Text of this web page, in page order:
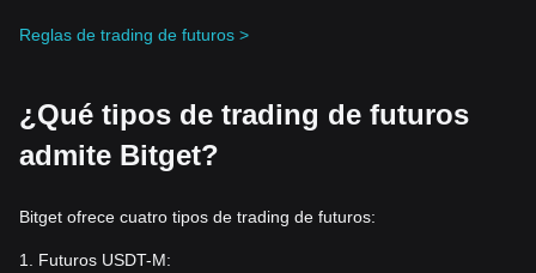
Reglas de trading de futuros >
¿Qué tipos de trading de futuros
admite Bitget?
Bitget ofrece cuatro tipos de trading de futuros:
1. Futuros USDT-M: